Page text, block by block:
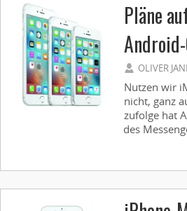
Pläne
OLIVER
Nutzen wir
nicht, ganz
zufolge hat
des